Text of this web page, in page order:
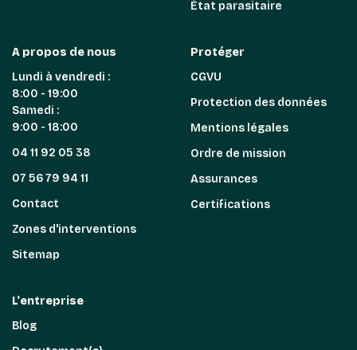
État parasitaire
A propos de nous
Lundi à vendredi :
8:00 - 19:00
Samedi :
9:00 - 18:00
04 11 92 05 38
07 56 79 94 11
Contact
Zones d'interventions
Sitemap
Protéger
CGVU
Protection des données
Mentions légales
Ordre de mission
Assurances
Certifications
L'entreprise
Blog